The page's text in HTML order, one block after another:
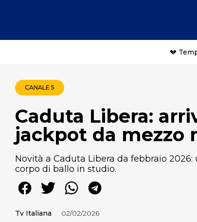
💔
CANALE 5
Caduta Libera:
jackpot da mezzo
Novità a Caduta Libera da febbraio
corpo di ballo in studio.
Tv Italiana 02/02/2026